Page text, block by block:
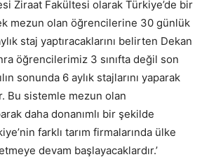
Ziraat Fakültesi olarak Türkiye’de bir
mezun olan öğrencilerine 30 günlük
staj yaptıracaklarını belirten Dekan
öğrencilerimiz 3 sınıfta değil son
sonunda 6 aylık stajlarını yaparak
Bu sistemle mezun olan
daha donanımlı bir şekilde
farklı tarım firmalarında ülke
devam başlayacaklardır.’